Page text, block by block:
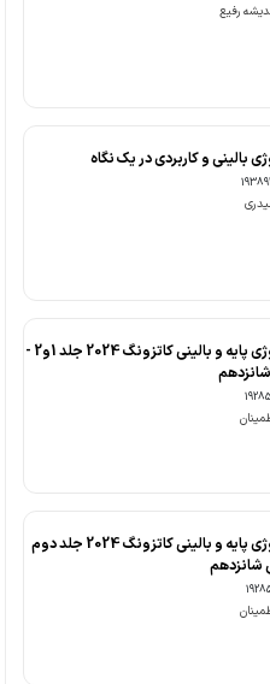
رفیع
بالینی و کاربردی در یک نگاه
فارماکولوژی پایه و بالینی کاتزونگ 2024 جلد 1و2 -
فارماکولوژی پایه و بالینی کاتزونگ 2024 جلد دوم
شانزدهم